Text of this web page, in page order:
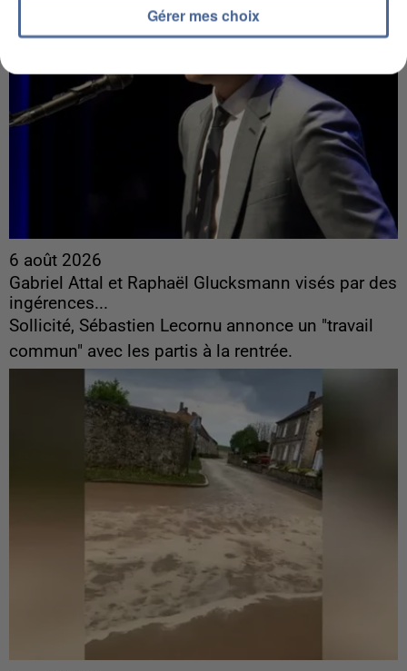
6 août 2026
Gabriel Attal et Raphaël Glucksmann visés par des
ingérences...
Sollicité, Sébastien Lecornu annonce un "travail
commun" avec les partis à la rentrée.
Gérer mes choix